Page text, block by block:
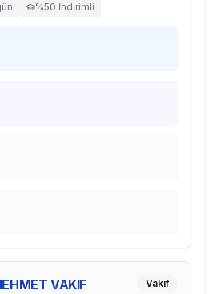
%50 İndirimli
VAKIF
Vakıf